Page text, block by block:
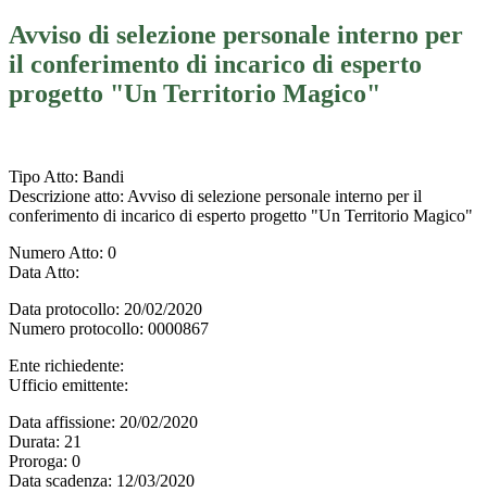
Avviso di selezione personale interno per
il conferimento di incarico di esperto
progetto "Un Territorio Magico"
Tipo Atto: Bandi
Descrizione atto: Avviso di selezione personale interno per il
conferimento di incarico di esperto progetto "Un Territorio Magico"
Numero Atto: 0
Data Atto:
Data protocollo: 20/02/2020
Numero protocollo: 0000867
Ente richiedente:
Ufficio emittente:
Data affissione: 20/02/2020
Durata: 21
Proroga: 0
Data scadenza: 12/03/2020